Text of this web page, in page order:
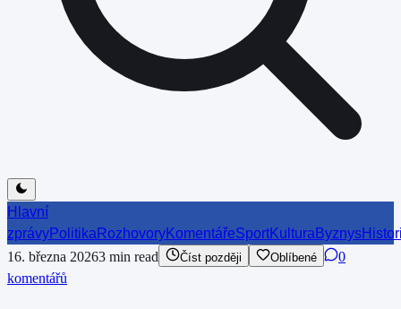
Hlavní
zprávyPolitika RozhovoryKomentářeSportKultura Byznys
16. března 20263 min read Číst později Oblíbené
0
komentářů